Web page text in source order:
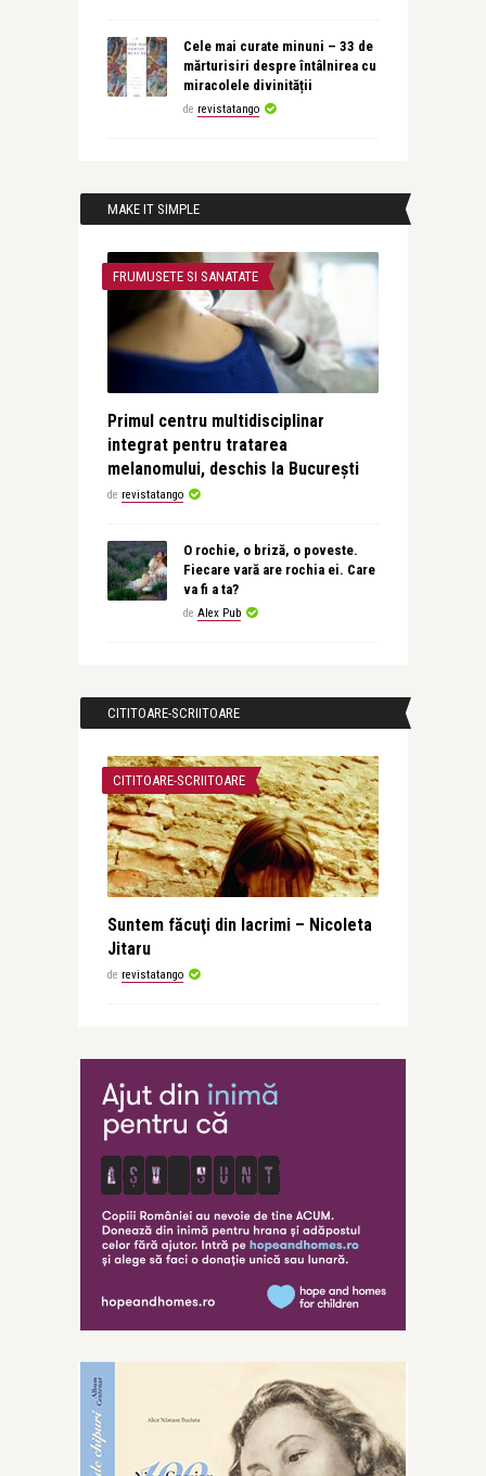
Cele mai curate minuni – 33 de
mărturisiri despre întâlnirea cu
miracolele divinității
de revistatango
MAKE IT SIMPLE
FRUMUSETE SI SANATATE
Primul centru multidisciplinar
integrat pentru tratarea
melanomului, deschis la București
de revistatango
O rochie, o briză, o poveste.
Fiecare vară are rochia ei. Care
va fi a ta?
de Alex Pub
CITITOARE-SCRIITOARE
CITITOARE-SCRIITOARE
Suntem făcuţi din lacrimi – Nicoleta
Jitaru
de revistatango